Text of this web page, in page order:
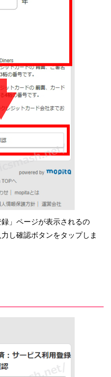
」ページが表示されるの
し確認ボタンをタップしま